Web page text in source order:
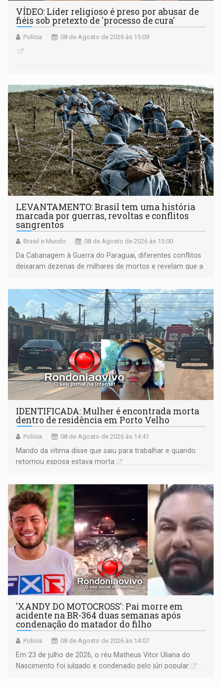
VÍDEO: Líder religioso é preso por abusar de
fiéis sob pretexto de 'processo de cura'
Polícia 08 de Agosto de 2026 às 15:09
LEVANTAMENTO: Brasil tem uma história
marcada por guerras, revoltas e conflitos
sangrentos
Brasil e Mundo 08 de Agosto de 2026 às 15:00
Da Cabanagem à Guerra do Paraguai, diferentes conflitos
deixaram dezenas de milhares de mortos e revelam que a
territoriais e sociais
IDENTIFICADA: Mulher é encontrada morta
dentro de residência em Porto Velho
Polícia 08 de Agosto de 2026 às 14:41
Marido da vítima disse que saiu para trabalhar e quando
retornou esposa estava morta
'XANDY DO MOTOCROSS': Pai morre em
acidente na BR-364 duas semanas após
condenação do matador do filho
Polícia 08 de Agosto de 2026 às 14:07
Em 23 de julho de 2026, o réu Matheus Vitor Uliana do
Nascimento foi julgado e condenado pelo júri popular